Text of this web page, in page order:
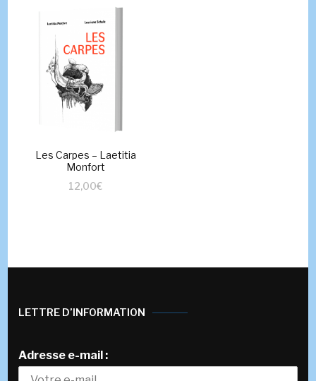
Les Carpes – Laetitia
Monfort
12,00€
LETTRE D’INFORMATION
Adresse e-mail :